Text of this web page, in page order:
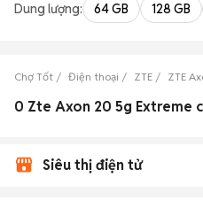
Dung lượng: 64 GB 128 GB
Chợ Tốt Điện thoại ZTE ZTE
Siêu thị điện tử